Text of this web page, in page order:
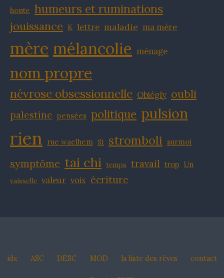
honte humeurs et ruminations
jouissance K lettre maladie ma mère
mère mélancolie ménage
nom propre
névrose obsessionnelle Obiégly oubli
palestine pensées politique pulsion
rien rue waelhem S1 stromboli surmoi
symptôme tai chi temps travail trop Un
vaisselle valeur voix écriture
idx ASC DESC MOD la liste des rêves contact